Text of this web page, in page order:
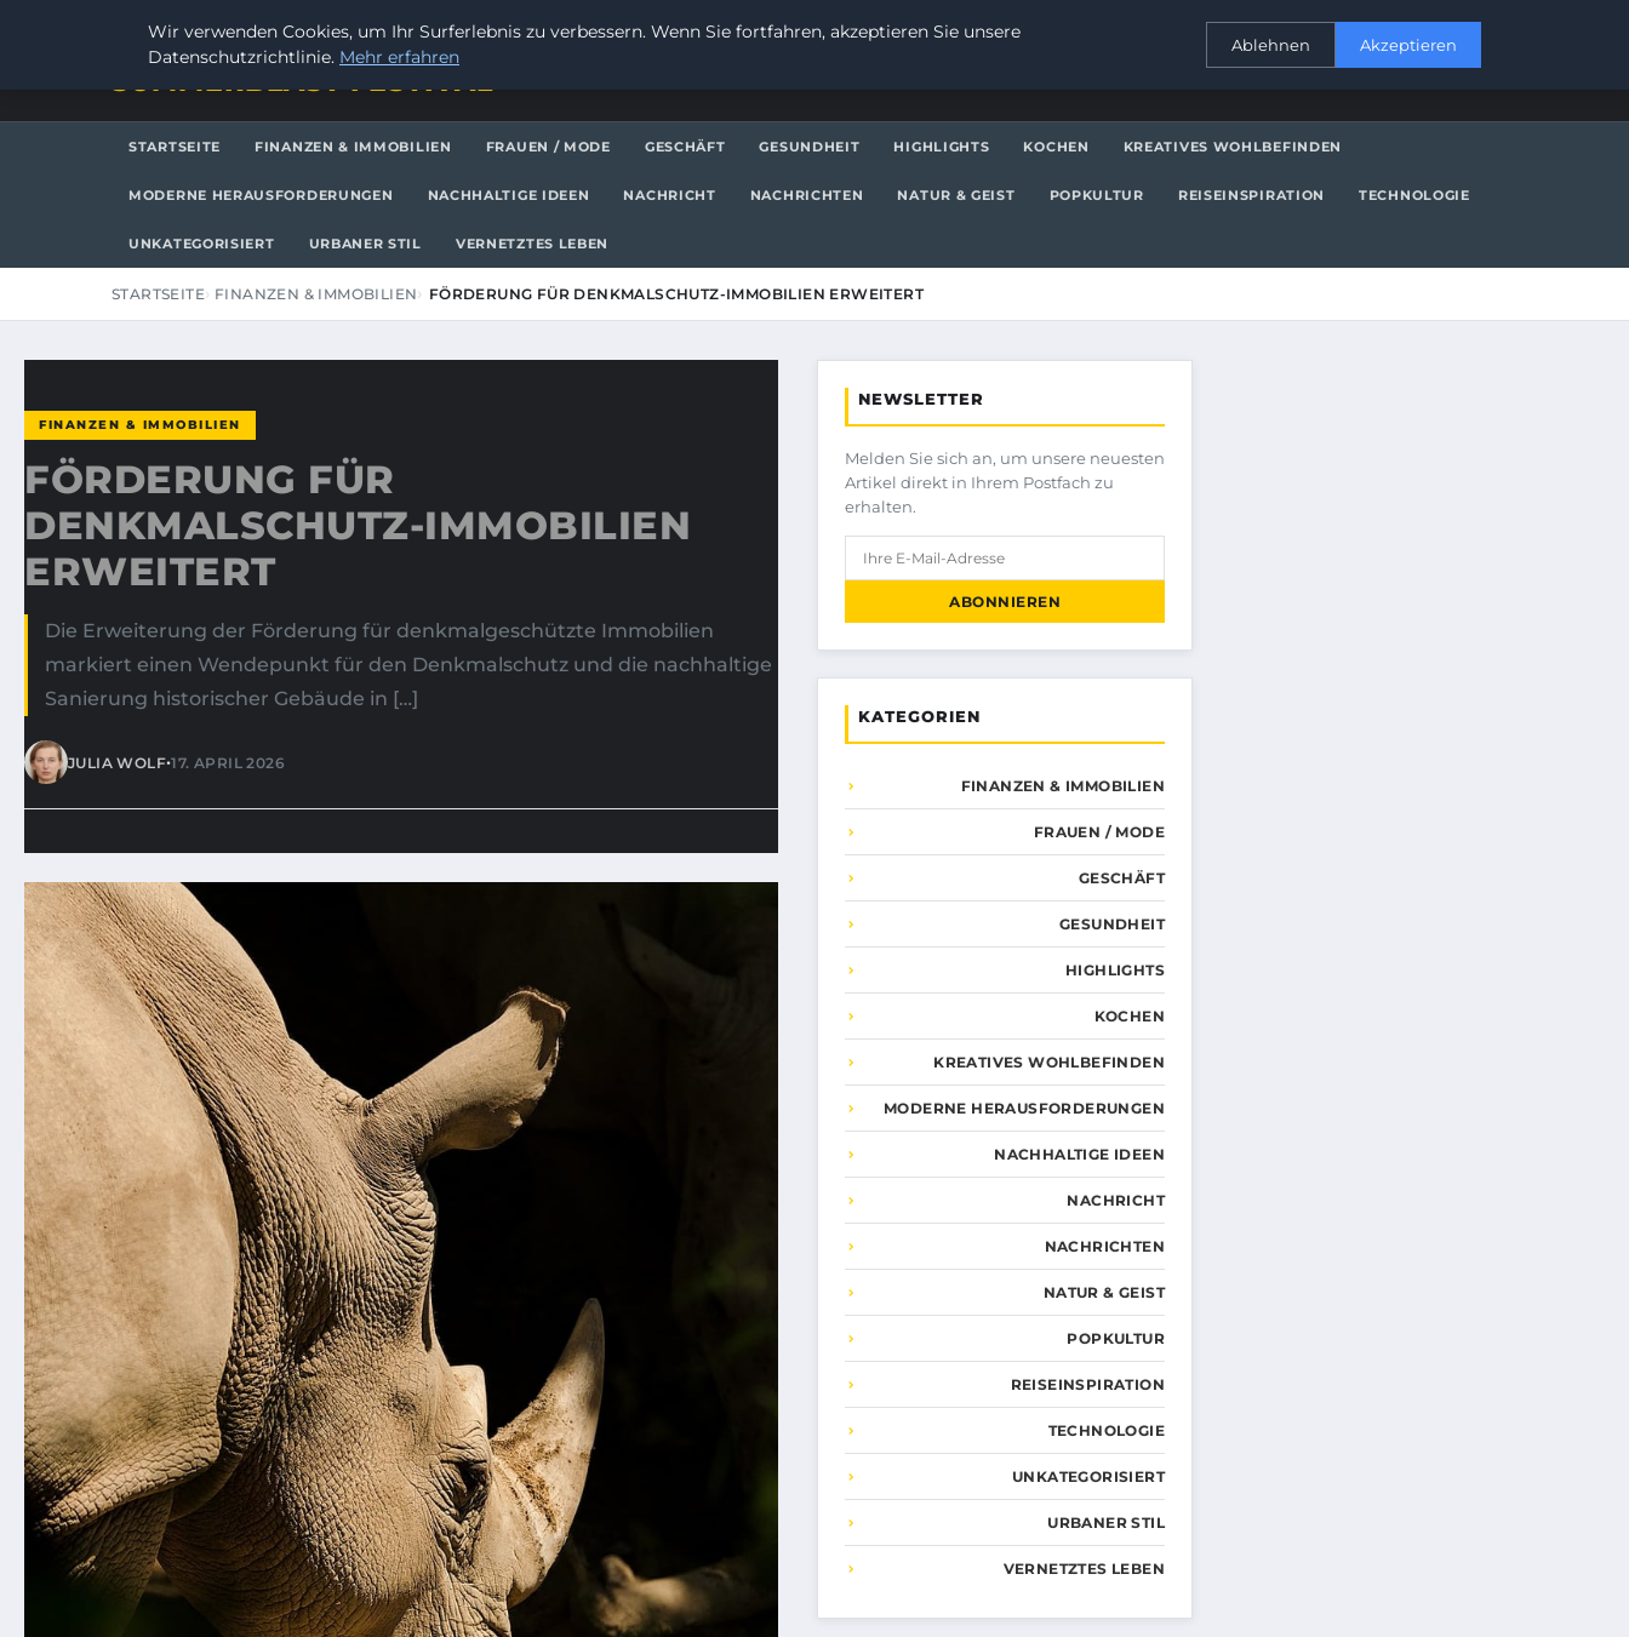
SAMSTAG, 8. AUGUST 2026 KONTAKT
SUMMERBLAST FESTIVAL
STARTSEITE FINANZEN & IMMOBILIEN FRAUEN / MODE GESCHÄFT GESUNDHEIT HIGHLIGHTS KOCHEN KREATIVES WOHLBEFINDEN
MODERNE HERAUSFORDERUNGEN NACHHALTIGE IDEEN NACHRICHT NACHRICHTEN NATUR & GEIST POPKULTUR REISEINSPIRATION TECHNOLOGIE
UNKATEGORISIERT URBANER STIL VERNETZTES LEBEN
STARTSEITE FINANZEN & IMMOBILIEN FÖRDERUNG FÜR DENKMALSCHUTZ-IMMOBILIEN ERWEITERT
FINANZEN & IMMOBILIEN
FÖRDERUNG FÜR
DENKMALSCHUTZ-IMMOBILIEN
ERWEITERT
Die Erweiterung der Förderung für denkmalgeschützte Immobilien
markiert einen Wendepunkt für den Denkmalschutz und die nachhaltige
Sanierung historischer Gebäude in […]
JULIA WOLF•17. APRIL 2026
NEWSLETTER
Melden Sie sich an, um unsere neuesten
Artikel direkt in Ihrem Postfach zu
erhalten.
ABONNIEREN
KATEGORIEN
FINANZEN & IMMOBILIEN
FRAUEN / MODE
GESCHÄFT
GESUNDHEIT
HIGHLIGHTS
KOCHEN
KREATIVES WOHLBEFINDEN
MODERNE HERAUSFORDERUNGEN
NACHHALTIGE IDEEN
NACHRICHT
NACHRICHTEN
NATUR & GEIST
POPKULTUR
REISEINSPIRATION
TECHNOLOGIE
UNKATEGORISIERT
URBANER STIL
VERNETZTES LEBEN
Wir verwenden Cookies, um Ihr Surferlebnis zu verbessern. Wenn Sie fortfahren, akzeptieren Sie unsere
Datenschutzrichtlinie. Mehr erfahren
Ablehnen Akzeptieren